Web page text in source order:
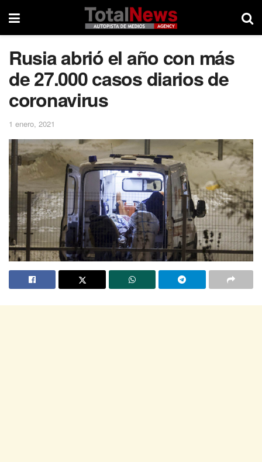
Rusia abrió el año con más
de 27.000 casos diarios de
coronavirus
1 enero, 2021